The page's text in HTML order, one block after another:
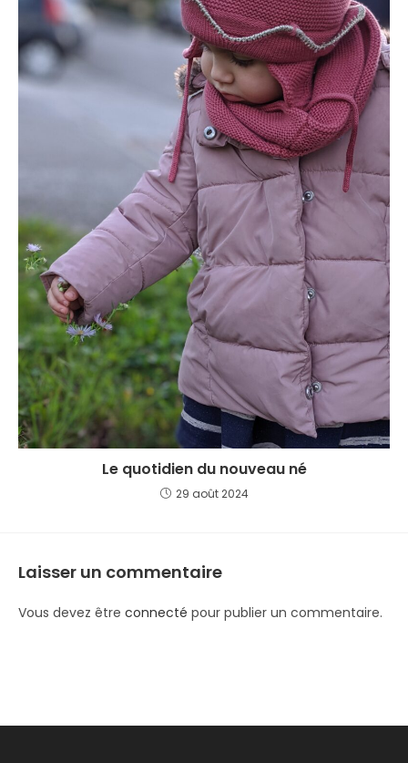
Le quotidien du nouveau né
29 août 2024
Laisser un commentaire
Vous devez être connecté pour publier un commentaire.